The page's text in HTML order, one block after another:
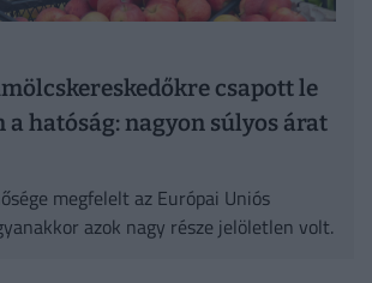
csapott le
a hatóság: nagyon súlyos árat
megfelelt az Európai Uniós
azok nagy része jelöletlen volt.